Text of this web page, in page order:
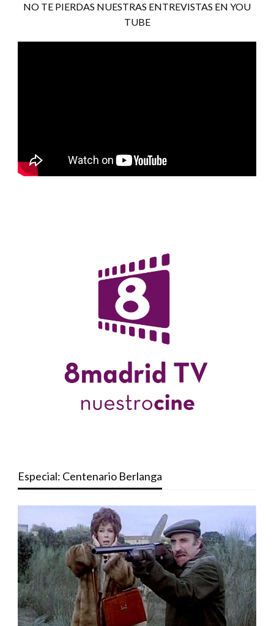
NO TE PIERDAS NUESTRAS ENTREVISTAS EN YOU
TUBE
Especial: Centenario Berlanga